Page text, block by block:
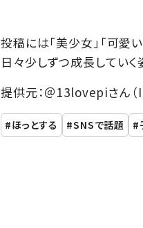
投稿には「美少女」「可愛
日々少しずつ成長していく
提供元：＠13lovepiさん
ほっとする SNSで話題